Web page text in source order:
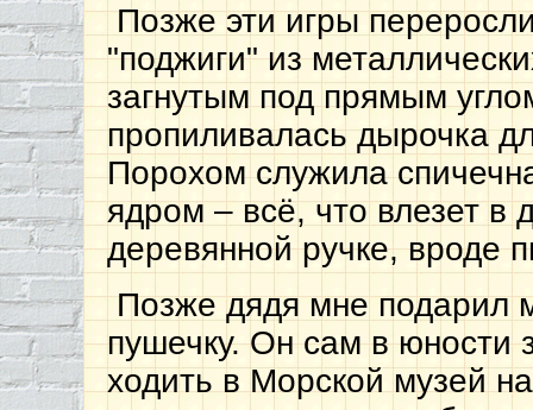
Позже эти игры
"поджиги" из
загнутым под прямым
пропиливалась дырочка
Порохом служила
ядром – всё, что влезет в
деревянной ручке, вроде
Позже дядя мне подарил
пушечку. Он сам в юности
ходить в Морской музей